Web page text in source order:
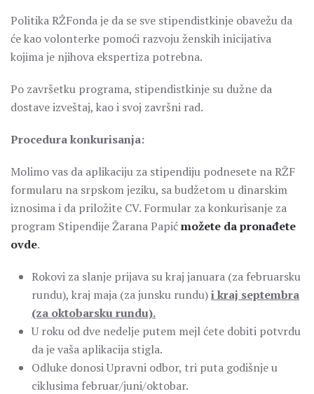
Politika RŽFonda je da se sve stipendistkinje obavežu da
će kao volonterke pomoći razvoju ženskih inicijativa
kojima je njihova ekspertiza potrebna.
Po završetku programa, stipendistkinje su dužne da
dostave izveštaj, kao i svoj završni rad.
Procedura konkurisanja:
Molimo vas da aplikaciju za stipendiju podnesete na RŽF
formularu na srpskom jeziku, sa budžetom u dinarskim
iznosima i da priložite CV. Formular za konkurisanje za
program Stipendije Žarana Papićmožete da pronađete
ovde.
Rokovi za slanje prijava su kraj januara (za februarsku
rundu), kraj maja (za junsku rundu)i kraj septembra
(za oktobarsku rundu).
U roku od dve nedelje putem mejl ćete dobiti potvrdu
da je vaša aplikacija stigla.
Odluke donosi Upravni odbor, tri puta godišnje u
ciklusima februar/juni/oktobar.